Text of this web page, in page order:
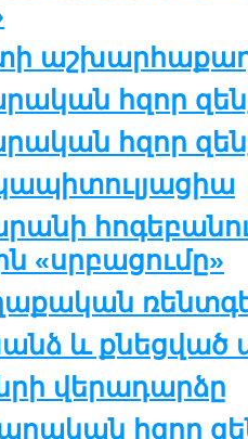
հզոր
հզոր
«սրբացումը»
և քնեցված
վերադարձը
հզոր